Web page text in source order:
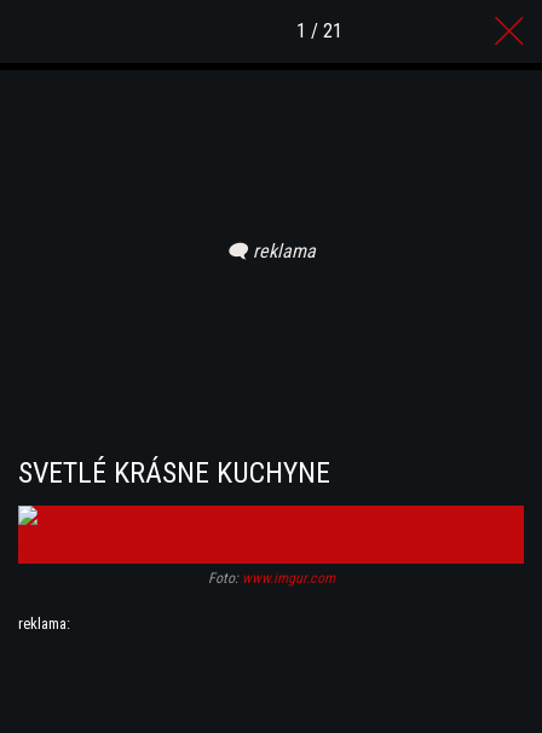
1 / 21
SVETLÉ KRÁSNE KUCHYNE
Foto: www.imgur.com
reklama: